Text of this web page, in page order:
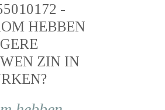
-
HEBBEN
ZIN IN